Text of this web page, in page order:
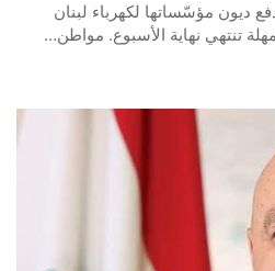
ديون مؤسّساتها لكهرباء لبنان